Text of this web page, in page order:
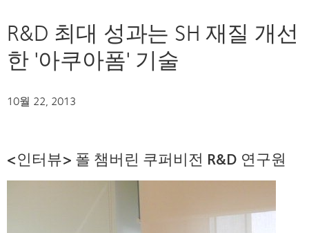
R&D 최대 성과는 SH 재질 개선
한 '아쿠아폼' 기술
10월 22, 2013
<인터뷰> 폴 챔버린 쿠퍼비전 R&D 연구원